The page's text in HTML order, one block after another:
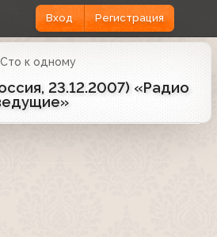
Вход Регистрация
Сто к одному
23.12.2007) «Радио